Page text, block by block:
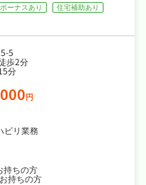
ーナスあり
住宅補助あり
5
歩2分
分
円
ビリ業務
持ちの方
持ちの方